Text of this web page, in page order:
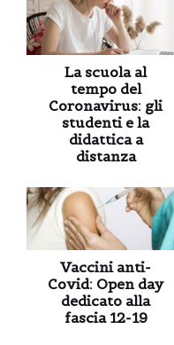
La scuola al
tempo del
Coronavirus: gli
studenti e la
didattica a
distanza
Vaccini anti-
Covid: Open day
dedicato alla
fascia 12-19